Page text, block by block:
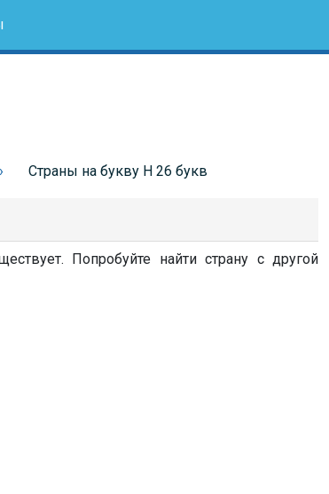
Страны на букву Н 26 букв
Попробуйте найти страну с другой